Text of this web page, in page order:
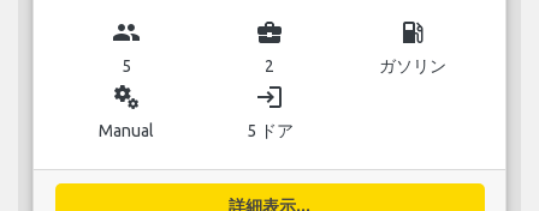
group
5
business_center
2
local_gas_station
ガソリン
miscellaneous_services
Manual
login
5 ドア
詳細表示...